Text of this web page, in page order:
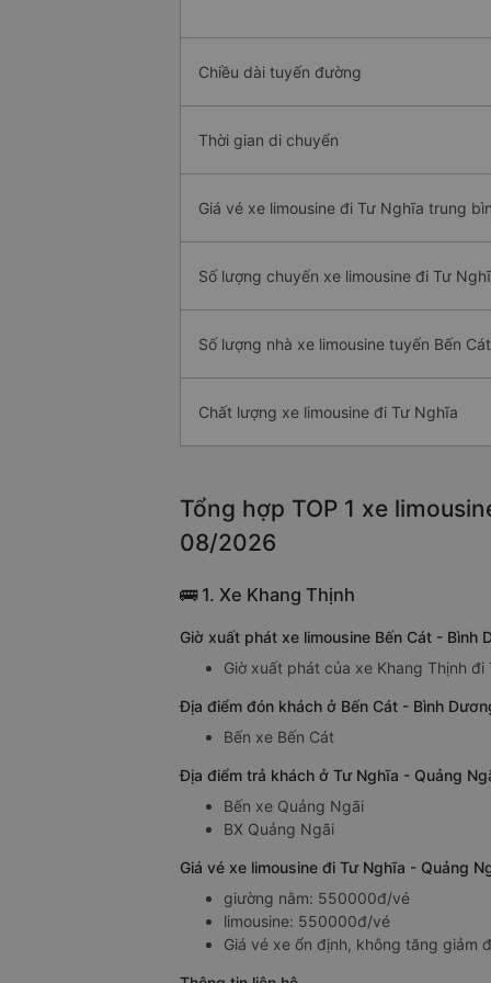
Chiều dài tuyến đường
Thời gian di chuyển
Giá vé xe limousine đi Tư Nghĩa trung
Số lượng chuyến xe limousine đi Tư
Số lượng nhà xe limousine tuyến Bến
Chất lượng xe limousine đi Tư Nghĩa
Tổng hợp TOP 1 xe
08/2026
🚌 1. Xe Khang Thịnh
Giờ xuất phát xe limousine Bến Cát - Bình
Giờ xuất phát của xe Khang Thịnh
Địa điểm đón khách ở Bến Cát - Bình
Bến xe Bến Cát
Địa điểm trả khách ở Tư Nghĩa - Quảng
Bến xe Quảng Ngãi
BX Quảng Ngãi
Giá vé xe limousine đi Tư Nghĩa - Quảng
giường nằm: 550000đ/vé
limousine: 550000đ/vé
Giá vé xe ổn định, không tăng giảm